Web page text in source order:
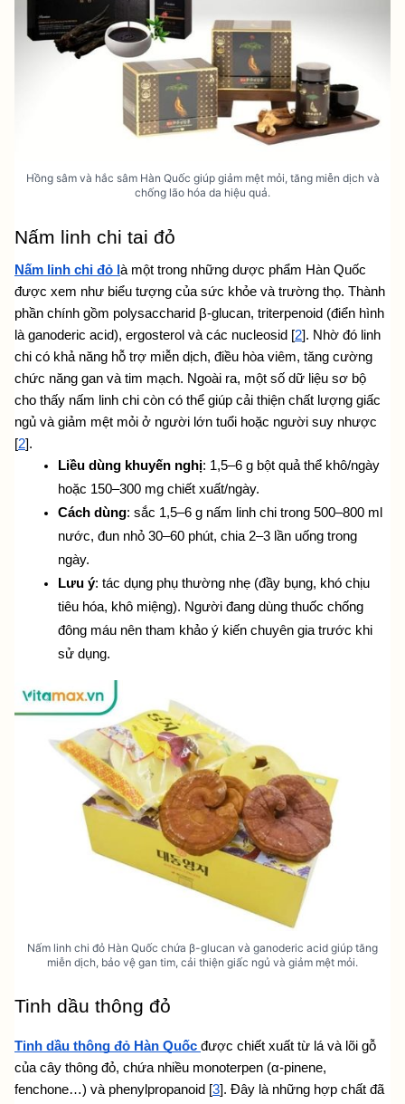
Hồng sâm và hắc sâm Hàn Quốc giúp giảm mệt mỏi, tăng miễn dịch và
chống lão hóa da hiệu quả.
Nấm linh chi tai đỏ
Nấm linh chi đỏ là một trong những dược phẩm Hàn Quốc
được xem như biểu tượng của sức khỏe và trường thọ. Thành
phần chính gồm polysaccharid β-glucan, triterpenoid (điển hình
là ganoderic acid), ergosterol và các nucleosid [2]. Nhờ đó linh
chi có khả năng hỗ trợ miễn dịch, điều hòa viêm, tăng cường
chức năng gan và tim mạch. Ngoài ra, một số dữ liệu sơ bộ
cho thấy nấm linh chi còn có thể giúp cải thiện chất lượng giấc
ngủ và giảm mệt mỏi ở người lớn tuổi hoặc người suy nhược
[2].
Liều dùng khuyến nghị: 1,5–6 g bột quả thể khô/ngày
hoặc 150–300 mg chiết xuất/ngày.
Cách dùng: sắc 1,5–6 g nấm linh chi trong 500–800 ml
nước, đun nhỏ 30–60 phút, chia 2–3 lần uống trong
ngày.
Lưu ý: tác dụng phụ thường nhẹ (đầy bụng, khó chịu
tiêu hóa, khô miệng). Người đang dùng thuốc chống
đông máu nên tham khảo ý kiến chuyên gia trước khi
sử dụng.
Nấm linh chi đỏ Hàn Quốc chứa β-glucan và ganoderic acid giúp tăng
miễn dịch, bảo vệ gan tim, cải thiện giấc ngủ và giảm mệt mỏi.
Tinh dầu thông đỏ
Tinh dầu thông đỏ Hàn Quốc được chiết xuất từ lá và lõi gỗ
của cây thông đỏ, chứa nhiều monoterpen (α-pinene,
fenchone…) và phenylpropanoid [3]. Đây là những hợp chất đã